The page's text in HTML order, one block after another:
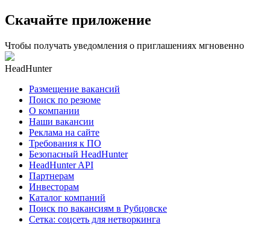
Скачайте приложение
Чтобы получать уведомления о приглашениях мгновенно
HeadHunter
Размещение вакансий
Поиск по резюме
О компании
Наши вакансии
Реклама на сайте
Требования к ПО
Безопасный HeadHunter
HeadHunter API
Партнерам
Инвесторам
Каталог компаний
Поиск по вакансиям в Рубцовске
Сетка: соцсеть для нетворкинга